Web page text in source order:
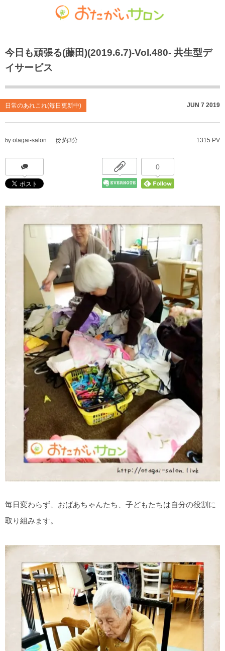
今日も頑張る(藤田)(2019.6.7)-Vol.480- 共生型デ
イサービス
日常のあれこれ(毎日更新中) JUN 7 2019
by otagai-salon 1315 PV
約3分
0
毎日変わらず、おばあちゃんたち、子どもたちは自分の役割に
取り組みます。
お知らせ
個人情報保護方針
共生型デイサービス おたがいサロン
居宅介護支援事業
ごちゃまぜ食堂
放課後等デイサービス